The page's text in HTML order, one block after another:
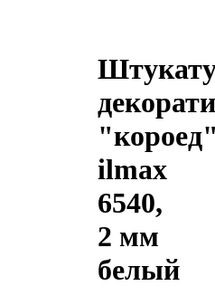
ilmax
6540,
2 мм
белый